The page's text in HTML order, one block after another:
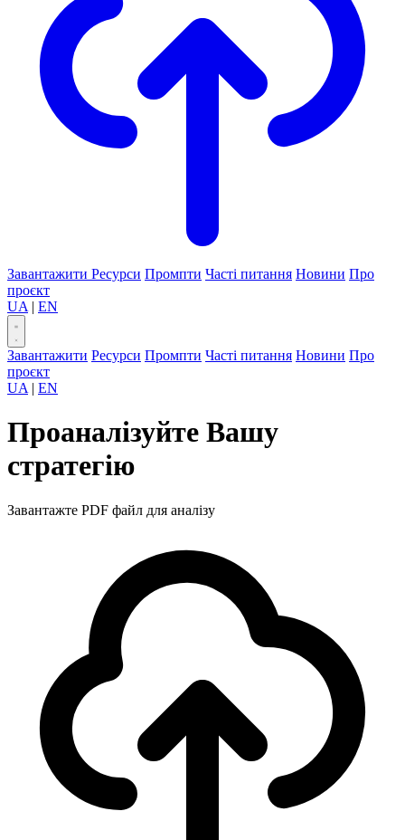
Завантажити Ресурси Промпти Часті питання Новини Про
проєкт
UA | EN
Завантажити Ресурси Промпти Часті питання Новини Про
проєкт
UA | EN
Проаналізуйте Вашу
стратегію
Завантажте PDF файл для аналізу